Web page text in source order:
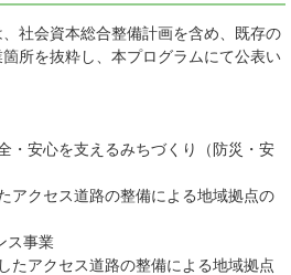
社会資本総合整備計画を含め、既存の
所を抜粋し、本プログラムにて公表い
・安心を支えるみちづくり（防災・安
アクセス道路の整備による地域拠点の
ス事業
たアクセス道路の整備による地域拠点